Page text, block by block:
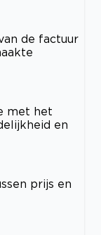
de factuur
met het
en
prijs en